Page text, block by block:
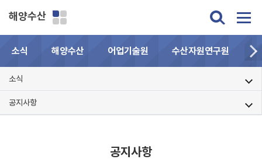
해양수산
소식 해양수산 어업기술원 수산자원연구원
소식
공지사항
공지사항